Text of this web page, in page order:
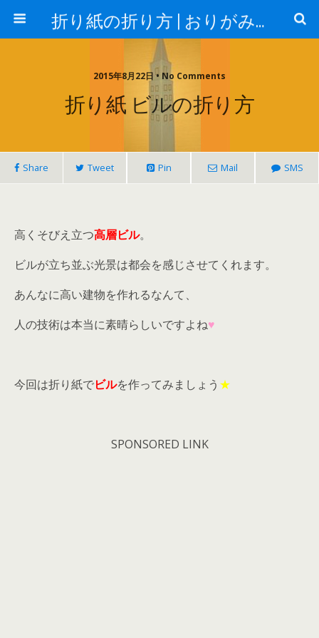
折り紙の折り方 | おりがみランド
2015年8月22日 • No Comments
折り紙 ビルの折り方
Share Tweet Pin Mail SMS
高くそびえ立つ高層ビル。
ビルが立ち並ぶ光景は都会を感じさせてくれます。
あんなに高い建物を作れるなんて、
人の技術は本当に素晴らしいですよね♥
今回は折り紙でビルを作ってみましょう ★
SPONSORED LINK